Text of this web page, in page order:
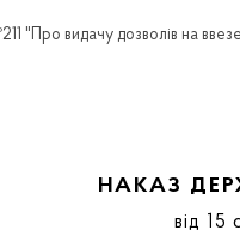
НАКАЗ
від 15